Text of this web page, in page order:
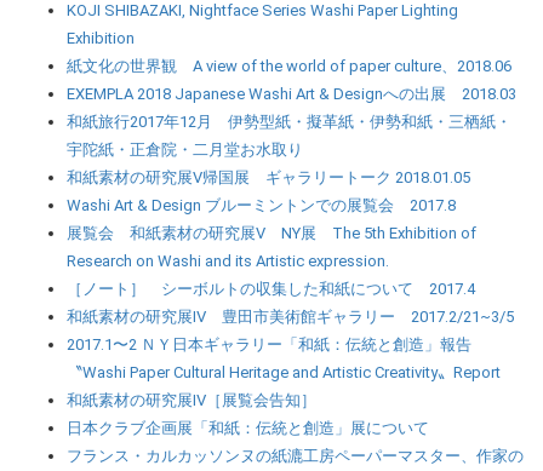
KOJI SHIBAZAKI, Nightface Series Washi Paper Lighting
Exhibition
紙文化の世界観 A view of the world of paper culture、2018.06
EXEMPLA 2018 Japanese Washi Art & Designへの出展 2018.03
和紙旅行2017年12月 伊勢型紙・擬革紙・伊勢和紙・三栖紙・
宇陀紙・正倉院・二月堂お水取り
和紙素材の研究展Ⅴ帰国展 ギャラリートーク 2018.01.05
Washi Art & Design ブルーミントンでの展覧会 2017.8
展覧会 和紙素材の研究展Ⅴ NY展 The 5th Exhibition of
Research on Washi and its Artistic expression.
［ノート］ シーボルトの収集した和紙について 2017.4
和紙素材の研究展Ⅳ 豊田市美術館ギャラリー 2017.2/21~3/5
2017.1〜2 ＮＹ日本ギャラリー「和紙：伝統と創造」報告
〝Washi Paper Cultural Heritage and Artistic Creativity〟Report
和紙素材の研究展Ⅳ［展覧会告知］
日本クラブ企画展「和紙：伝統と創造」展について
フランス・カルカッソンヌの紙漉工房ペーパーマスター、作家の